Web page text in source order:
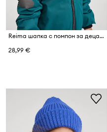
Reima шапка с помпон за деца с мериносова вълна Omasi
28,99 €